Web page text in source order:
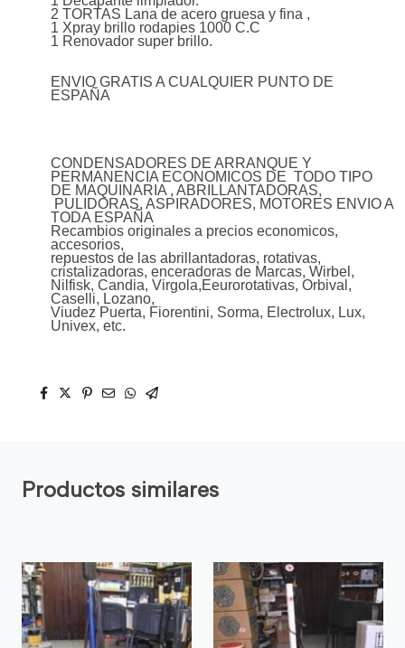
2 TORTAS Lana de acero gruesa y fina ,
1 Xpray brillo rodapies 1000 C.C
1 Renovador super brillo.
ENVIO GRATIS A CUALQUIER PUNTO DE
ESPAÑA
CONDENSADORES DE ARRANQUE Y
PERMANENCIA ECONOMICOS DE TODO TIPO
DE MAQUINARIA , ABRILLANTADORAS,
PULIDORAS, ASPIRADORES, MOTORES ENVIO A
TODA ESPAÑA
Recambios originales a precios economicos,
accesorios,
repuestos de las abrillantadoras, rotativas,
cristalizadoras, enceradoras de Marcas, Wirbel,
Nilfisk, Candia, Virgola,Eeurorotativas, Orbival,
Caselli, Lozano,
Viudez Puerta, Fiorentini, Sorma, Electrolux, Lux,
Univex, etc.
Productos similares